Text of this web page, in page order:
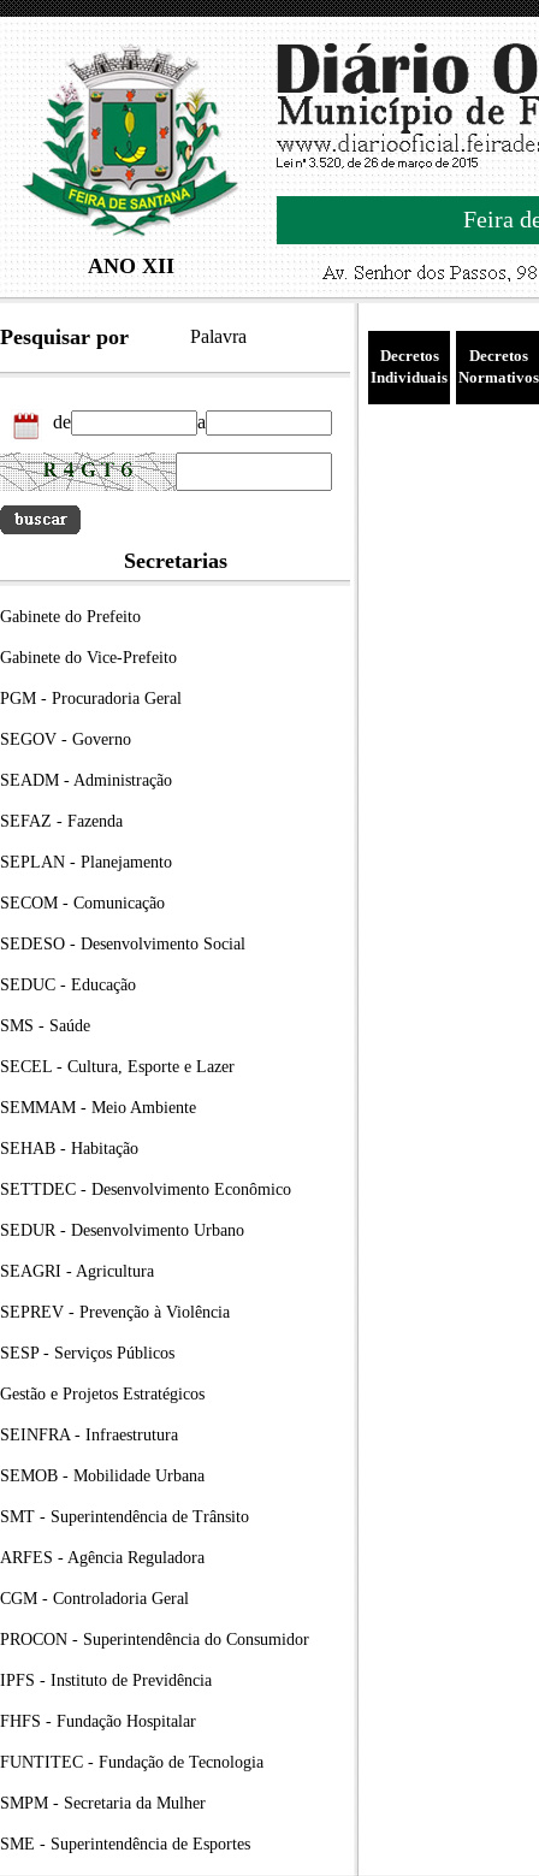
ANO XII
Feira
Pesquisar por Palavra
de a
Secretarias
Gabinete do Prefeito
Gabinete do Vice-Prefeito
PGM - Procuradoria Geral
SEGOV - Governo
SEADM - Administração
SEFAZ - Fazenda
SEPLAN - Planejamento
SECOM - Comunicação
SEDESO - Desenvolvimento Social
SEDUC - Educação
SMS - Saúde
SECEL - Cultura, Esporte e Lazer
SEMMAM - Meio Ambiente
SEHAB - Habitação
SETTDEC - Desenvolvimento Econômico
SEDUR - Desenvolvimento Urbano
SEAGRI - Agricultura
SEPREV - Prevenção à Violência
SESP - Serviços Públicos
Gestão e Projetos Estratégicos
SEINFRA - Infraestrutura
SEMOB - Mobilidade Urbana
SMT - Superintendência de Trânsito
ARFES - Agência Reguladora
CGM - Controladoria Geral
PROCON - Superintendência do Consumidor
IPFS - Instituto de Previdência
FHFS - Fundação Hospitalar
FUNTITEC - Fundação de Tecnologia
SMPM - Secretaria da Mulher
SME - Superintendência de Esportes
Decretos
Individuais
Decretos
Normativos